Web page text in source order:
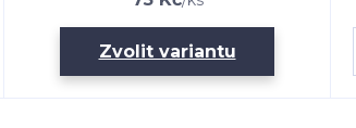
Zvolit variantu